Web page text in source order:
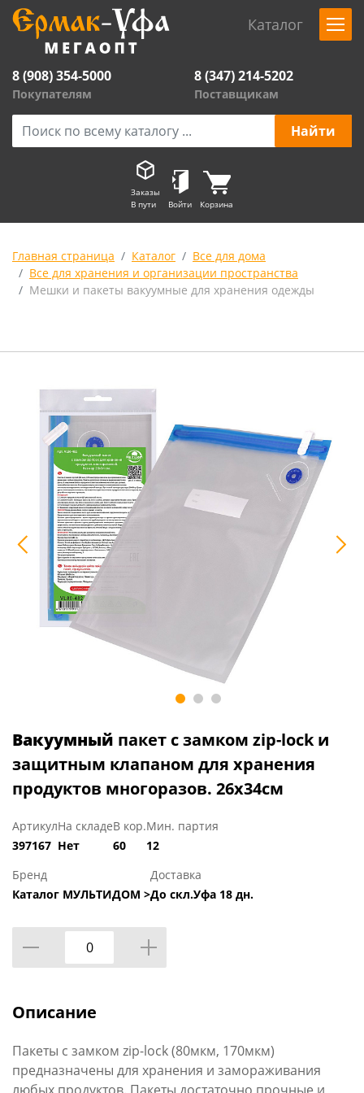
Каталог
8 (908) 354-5000
Покупателям
8 (347) 214-5202
Поставщикам
Заказы
В пути
Войти Корзина
Главная страница Каталог
Все для дома
Все для хранения и организации пространства
Мешки и пакеты вакуумные для хранения одежды
Вакуумный пакет с замком zip-lock и
защитным клапаном для хранения
продуктов многоразов. 26х34см
Артикул
397167
На складе
Нет
В кор.
60
Мин. партия
12
Бренд
Каталог МУЛЬТИДОМ >
Доставка
До скл.Уфа 18 дн.
Описание
Пакеты с замком zip-lock (80мкм, 170мкм)
предназначены для хранения и замораживания